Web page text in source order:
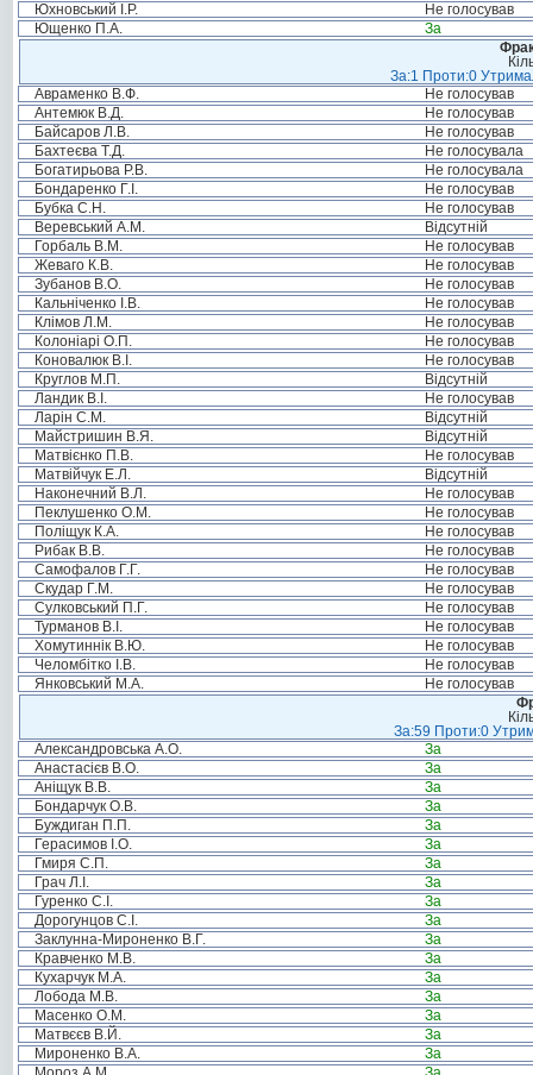
Юхновський І.Р.
Не голосував
Ющенко П.А.
За
За:1 Проти:0
Авраменко В.Ф.
Не голосував
Антемюк В.Д.
Не голосував
Байсаров Л.В.
Не голосував
Бахтеєва Т.Д.
Не голосувала
Богатирьова Р.В.
Не голосувала
Бондаренко Г.І.
Не голосував
Бубка С.Н.
Не голосував
Веревський А.М.
Відсутній
Горбаль В.М.
Не голосував
Жеваго К.В.
Не голосував
Зубанов В.О.
Не голосував
Кальніченко І.В.
Не голосував
Клімов Л.М.
Не голосував
Колоніарі О.П.
Не голосував
Коновалюк В.І.
Не голосував
Круглов М.П.
Відсутній
Ландик В.І.
Не голосував
Ларін С.М.
Відсутній
Майстришин В.Я.
Відсутній
Матвієнко П.В.
Не голосував
Матвійчук Е.Л.
Відсутній
Наконечний В.Л.
Не голосував
Пеклушенко О.М.
Не голосував
Поліщук К.А.
Не голосував
Рибак В.В.
Не голосував
Самофалов Г.Г.
Не голосував
Скудар Г.М.
Не голосував
Сулковський П.Г.
Не голосував
Турманов В.І.
Не голосував
Хомутиннік В.Ю.
Не голосував
Челомбітко І.В.
Не голосував
Янковський М.А.
Не голосував
За:59 Проти:0
Александровська А.О.
За
Анастасієв В.О.
За
Аніщук В.В.
За
Бондарчук О.В.
За
Буждиган П.П.
За
Герасимов І.О.
За
Гмиря С.П.
За
Грач Л.І.
За
Гуренко С.І.
За
Дорогунцов С.І.
За
Заклунна-Мироненко В.Г.
За
Кравченко М.В.
За
Кухарчук М.А.
За
Лобода М.В.
За
Масенко О.М.
За
Матвєєв В.Й.
За
Мироненко В.А.
За